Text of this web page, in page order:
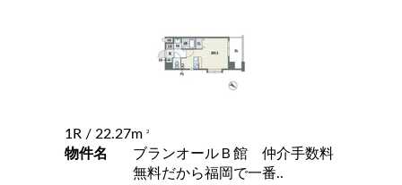
1R / 22.27m 2
物件名
ブランオールＢ館 仲介手数料
無料だから福岡で一番..